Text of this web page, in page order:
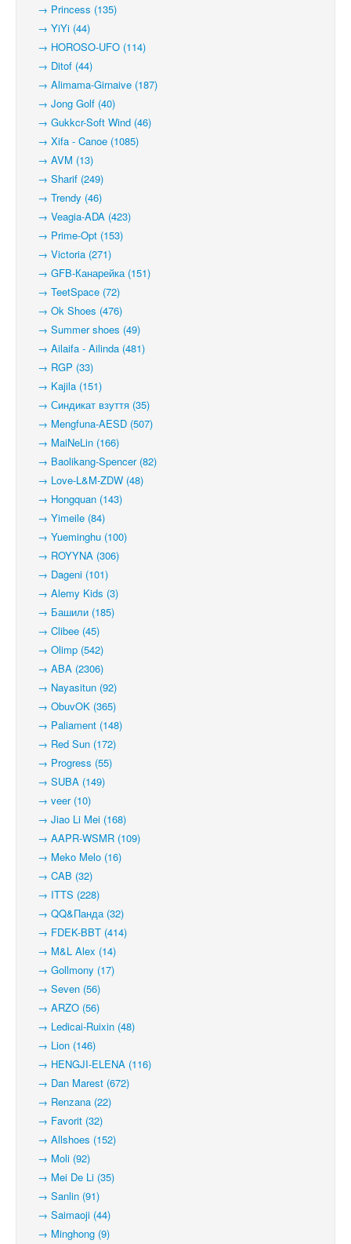
→ Princess (135)
→ YiYi (44)
→ HOROSO-UFO (114)
→ Ditof (44)
→ Alimama-Girnaive (187)
→ Jong Golf (40)
→ Gukkcr-Soft Wind (46)
→ Xifa - Canoe (1085)
→ AVM (13)
→ Sharif (249)
→ Trendy (46)
→ Veagia-ADA (423)
→ Prime-Opt (153)
→ Victoria (271)
→ GFB-Канарейка (151)
→ TeetSpace (72)
→ Ok Shoes (476)
→ Summer shoes (49)
→ Ailaifa - Ailinda (481)
→ RGP (33)
→ Kajila (151)
→ Синдикат взуття (35)
→ Mengfuna-AESD (507)
→ MaiNeLin (166)
→ Baolikang-Spencer (82)
→ Love-L&M-ZDW (48)
→ Hongquan (143)
→ Yimeile (84)
→ Yueminghu (100)
→ ROYYNA (306)
→ Dageni (101)
→ Alemy Kids (3)
→ Башили (185)
→ Clibee (45)
→ Olimp (542)
→ ABA (2306)
→ Nayasitun (92)
→ ObuvOK (365)
→ Paliament (148)
→ Red Sun (172)
→ Progress (55)
→ SUBA (149)
→ veer (10)
→ Jiao Li Mei (168)
→ AAPR-WSMR (109)
→ Meko Melo (16)
→ CAB (32)
→ ITTS (228)
→ QQ&Панда (32)
→ FDEK-BBT (414)
→ M&L Alex (14)
→ Gollmony (17)
→ Seven (56)
→ ARZO (56)
→ Ledicai-Ruixin (48)
→ Lion (146)
→ HENGJI-ELENA (116)
→ Dan Marest (672)
→ Renzana (22)
→ Favorit (32)
→ Allshoes (152)
→ Moli (92)
→ Mei De Li (35)
→ Sanlin (91)
→ Saimaoji (44)
→ Minghong (9)